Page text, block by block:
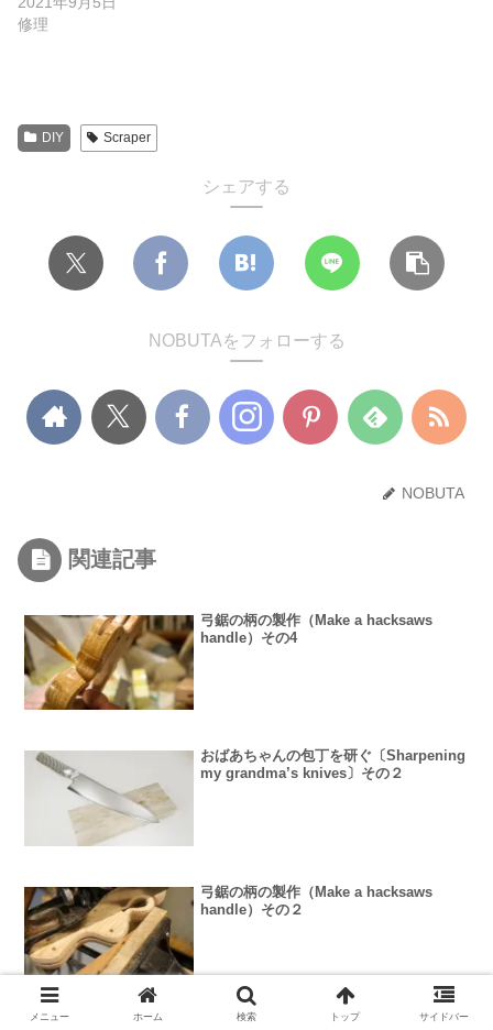
修理
DIY Scraper
シェアする
NOBUTAをフォローする
NOBUTA
関連記事
弓鋸の柄の製作（Make a hacksaws
handle）その4
おばあちゃんの包丁を研ぐ〔Sharpening
my grandma’s knives〕その２
弓鋸の柄の製作（Make a hacksaws
handle）その２
メニュー ホーム 検索 トップ サイドバー